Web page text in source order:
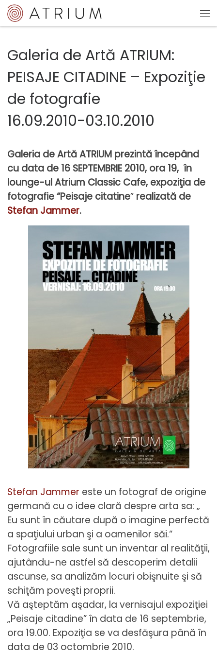
Sari la conținut
Galeria de Artă ATRIUM:
PEISAJE CITADINE – Expoziţie
de fotografie
16.09.2010-03.10.2010
Galeria de Artă ATRIUM prezintă începând
cu data de 16 SEPTEMBRIE 2010, ora 19, în
lounge-ul Atrium Classic Cafe, expoziţia de
fotografie “Peisaje citatine” realizată de
Stefan Jammer.
Stefan Jammer este un fotograf de origine
germană cu o idee clară despre arta sa: „
Eu sunt în căutare după o imagine perfectă
a spaţiului urban şi a oamenilor săi.“
Fotografiile sale sunt un inventar al realităţii,
ajutându-ne astfel să descoperim detalii
ascunse, sa analizăm locuri obişnuite şi să
schiţăm poveşti proprii.
Vă aşteptăm aşadar, la vernisajul expoziţiei
„Peisaje citadine” în data de 16 septembrie,
ora 19.00. Expoziţia se va desfăşura până în
data de 03 octombrie 2010.